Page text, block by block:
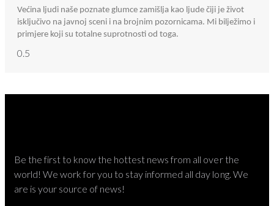
Većina ljudi naše poznate glumce zamišlja kao ljude čiji je život
isključivo na javnoj sceni i na brojnim pozornicama. Mi bilježimo i
primjere koji su totalne suprotnosti od toga.
Be the first to know the hottest news from all over the
world! We work for you to stay informed all day long. We
are is your source of news!